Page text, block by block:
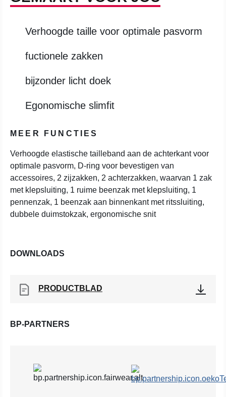
Verhoogde taille voor optimale pasvorm
fuctionele zakken
bijzonder licht doek
Egonomische slimfit
MEER FUNCTIES
Verhoogde elastische tailleband aan de achterkant voor
optimale pasvorm, D-ring voor bevestigen van
accessoires, 2 zijzakken, 2 achterzakken, waarvan 1 zak
met klepsluiting, 1 ruime beenzak met klepsluiting, 1
pennenzak, 1 beenzak aan binnenkant met ritssluiting,
dubbele duimstokzak, ergonomische snit
DOWNLOADS
PRODUCTBLAD
BP-PARTNERS